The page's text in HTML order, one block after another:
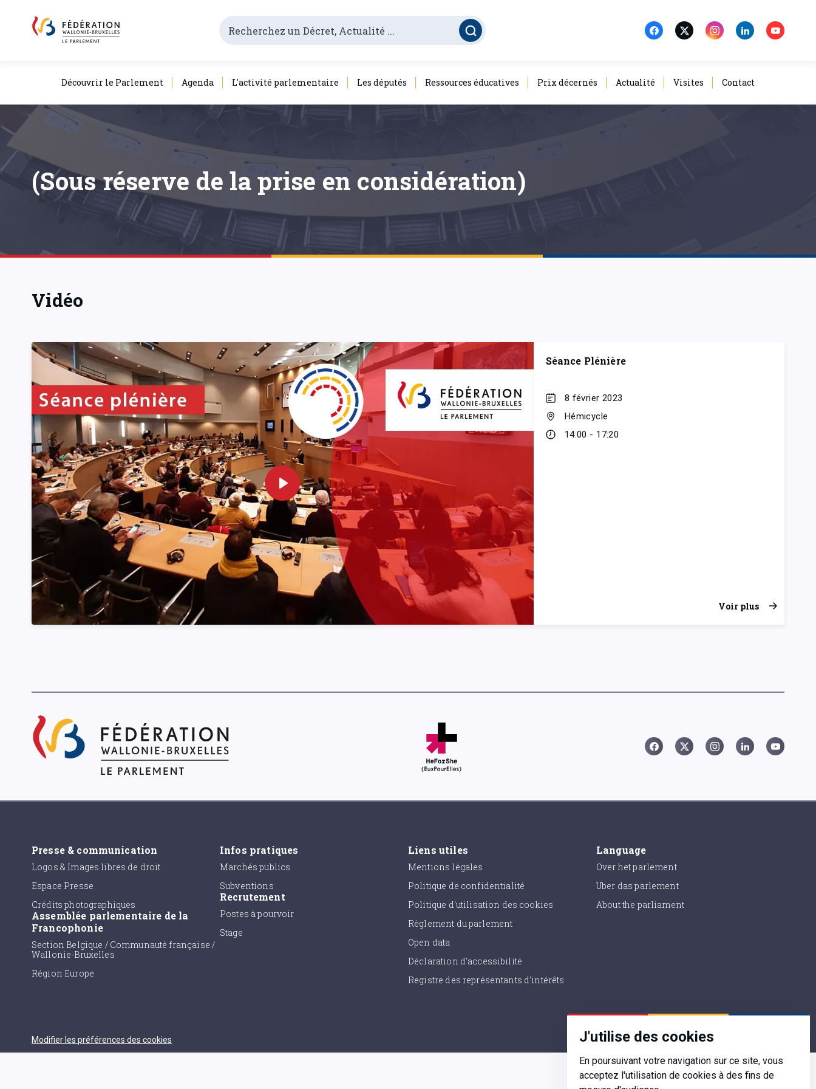
J'utilise des cookies
En poursuivant votre navigation sur ce site, vous
acceptez l'utilisation de cookies à des fins de
Découvrir le Parlement Agenda L'activité parlementaire Les députés Ressources éducatives Prix décernés Actualité Visites Contact
(Sous réserve de la prise en considération)
Vidéo
Séance Plénière
8 février 2023
Hémicycle
14:00 - 17:20
Voir plus
Presse & communication
Logos & Images libres de droit
Espace Presse
Crédits photographiques
Assemblée parlementaire de la
Francophonie
Section Belgique / Communauté française /
Wallonie-Bruxelles
Région Europe
Infos pratiques
Marchés publics
Subventions
Recrutement
Postes à pourvoir
Stage
Liens utiles
Mentions légales
Politique de confidentialité
Politique d'utilisation des cookies
Règlement du parlement
Open data
Déclaration d'accessibilité
Registre des représentants d'intérêts
Language
Over het parlement
Uber das parlement
About the parliament
Modifier les préférences des cookies